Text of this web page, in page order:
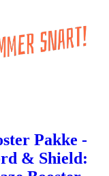
Pakke -
& Shield: